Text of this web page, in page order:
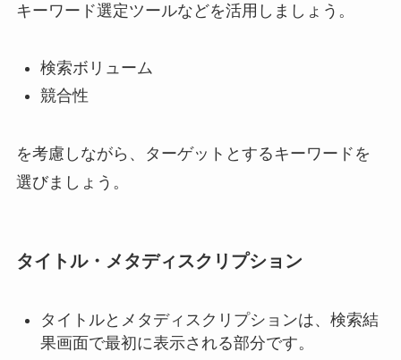
キーワード選定ツールなどを活用しましょう。
検索ボリューム
競合性
を考慮しながら、ターゲットとするキーワードを
選びましょう。
タイトル・メタディスクリプション
タイトルとメタディスクリプションは、検索結
果画面で最初に表示される部分です。